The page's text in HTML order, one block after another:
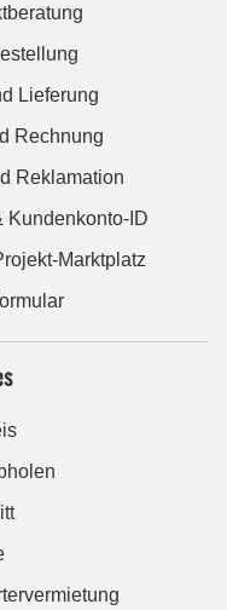
Lieferung
Rechnung
Reklamation
Kundenkonto-ID
Marktplatz